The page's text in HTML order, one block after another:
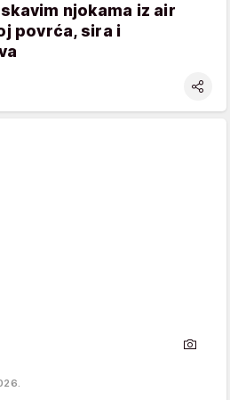
njokama iz air
povrća, sira i